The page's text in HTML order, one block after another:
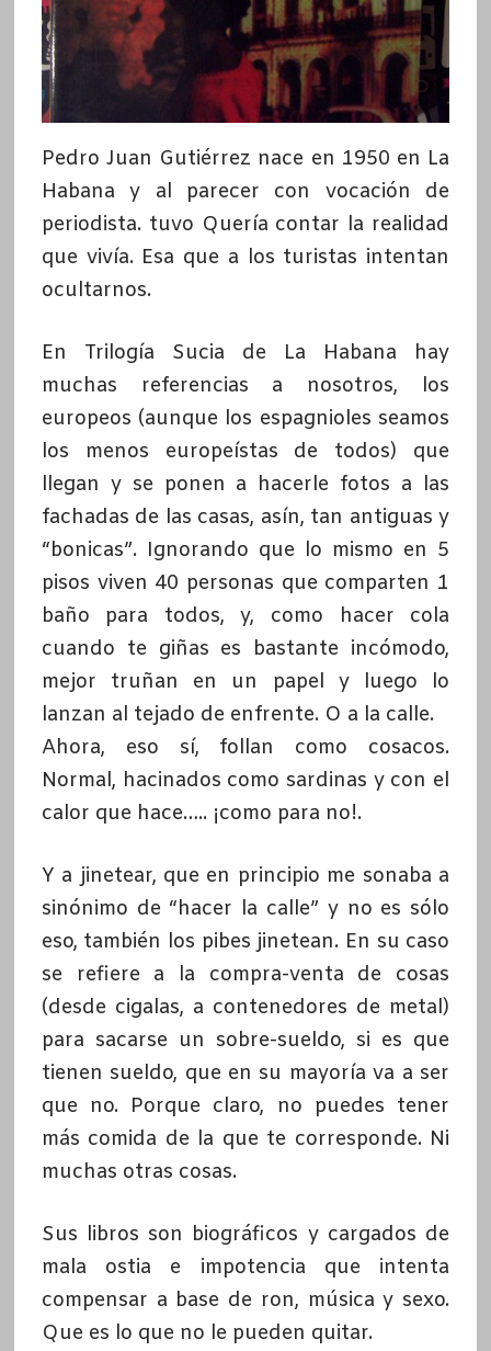
Pedro Juan Gutiérrez nace en 1950 en La
Habana y al parecer con vocación de
periodista. tuvo Quería contar la realidad
que vivía. Esa que a los turistas intentan
ocultarnos.
En Trilogía Sucia de La Habana hay
muchas referencias a nosotros, los
europeos (aunque los espagnioles seamos
los menos europeístas de todos) que
llegan y se ponen a hacerle fotos a las
fachadas de las casas, asín, tan antiguas y
“bonicas”. Ignorando que lo mismo en 5
pisos viven 40 personas que comparten 1
baño para todos, y, como hacer cola
cuando te giñas es bastante incómodo,
mejor truñan en un papel y luego lo
lanzan al tejado de enfrente. O a la calle.
Ahora, eso sí, follan como cosacos.
Normal, hacinados como sardinas y con el
calor que hace….. ¡como para no!.
Y a jinetear, que en principio me sonaba a
sinónimo de “hacer la calle” y no es sólo
eso, también los pibes jinetean. En su caso
se refiere a la compra-venta de cosas
(desde cigalas, a contenedores de metal)
para sacarse un sobre-sueldo, si es que
tienen sueldo, que en su mayoría va a ser
que no. Porque claro, no puedes tener
más comida de la que te corresponde. Ni
muchas otras cosas.
Sus libros son biográficos y cargados de
mala ostia e impotencia que intenta
compensar a base de ron, música y sexo.
Que es lo que no le pueden quitar.